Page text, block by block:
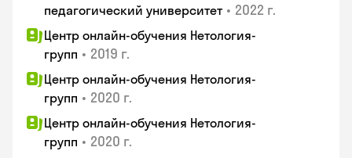
педагогический университет • 2022 г.
Центр онлайн-обучения Нетология-
групп • 2019 г.
Центр онлайн-обучения Нетология-
групп • 2020 г.
Центр онлайн-обучения Нетология-
групп • 2020 г.